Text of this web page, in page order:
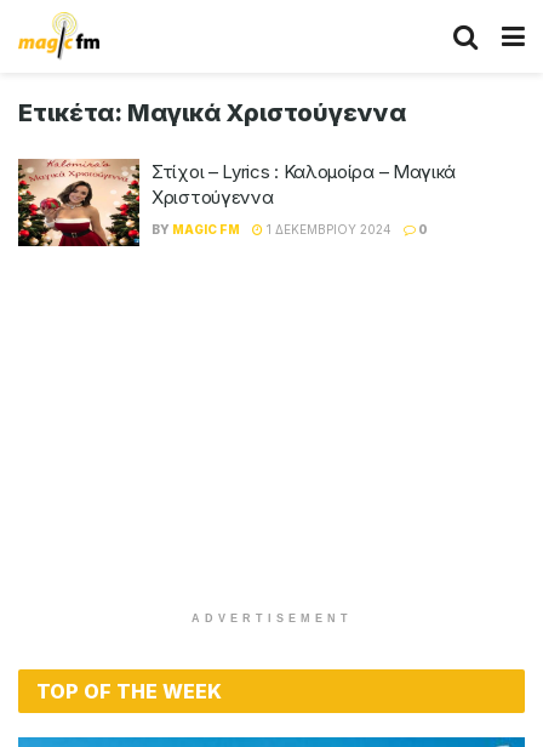
Ετικέτα: Μαγικά Χριστούγεννα
Στίχοι – Lyrics : Καλομοίρα – Μαγικά
Χριστούγεννα
BY MAGIC FM 1 ΔΕΚΕΜΒΡΊΟΥ 2024 0
ADVERTISEMENT
TOP OF THE WEEK